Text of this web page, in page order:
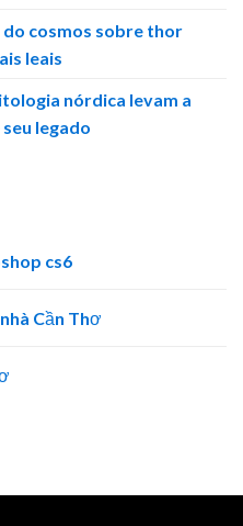
do cosmos sobre thor
leais
nórdica levam a
legado
cs6
Cần Thơ